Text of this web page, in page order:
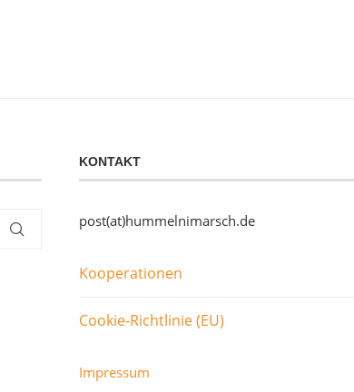
KONTAKT
post(at)hummelnimarsch.de
Kooperationen
Cookie-Richtlinie (EU)
Impressum